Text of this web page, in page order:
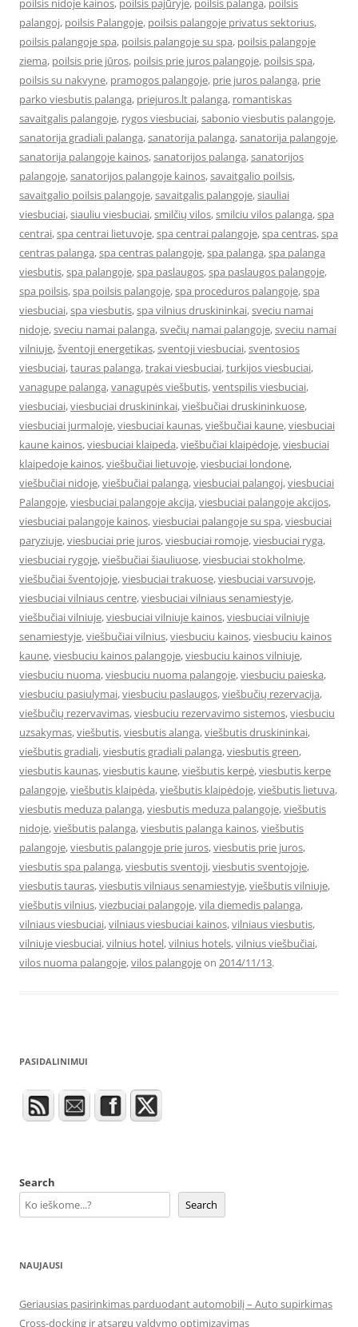
poilsis nidoje kainos, poilsis pajūryje, poilsis palanga, poilsis
palangoj, poilsis Palangoje, poilsis palangoje privatus sektorius,
poilsis palangoje spa, poilsis palangoje su spa, poilsis palangoje
ziema, poilsis prie jūros, poilsis prie juros palangoje, poilsis spa,
poilsis su nakvyne, pramogos palangoje, prie juros palanga, prie
parko viesbutis palanga, priejuros.lt palanga, romantiskas
savaitgalis palangoje, rygos viesbuciai,sabonio viesbutis palangoje,
sanatorija gradiali palanga,sanatorija palanga,sanatorija palangoje,
sanatorija palangoje kainos,sanatorijos palanga,sanatorijos
palangoje,sanatorijos palangoje kainos,savaitgalio poilsis,
savaitgalio poilsis palangoje,savaitgalis palangoje,siauliai
viesbuciai,siauliu viesbuciai,smilčių vilos,smilciu vilos palanga,spa
centrai,spa centrai lietuvoje,spa centrai palangoje,spa centras,spa
centras palanga,spa centras palangoje,spa palanga,spa palanga
viesbutis,spa palangoje,spa paslaugos,spa paslaugos palangoje,
spa poilsis,spa poilsis palangoje,spa proceduros palangoje,spa
viesbuciai,spa viesbutis,spa vilnius druskininkai,sveciu namai
nidoje,sveciu namai palanga,svečių namai palangoje,sveciu namai
vilniuje,šventoji energetikas,sventoji viesbuciai,sventosios
viesbuciai,tauras palanga,trakai viesbuciai,turkijos viesbuciai,
vanagupe palanga,vanagupės viešbutis,ventspilis viesbuciai,
viesbuciai,viesbuciai druskininkai,viešbučiai druskininkuose,
viesbuciai jurmaloje,viesbuciai kaunas,viešbučiai kaune,viesbuciai
kaune kainos,viesbuciai klaipeda,viešbučiai klaipėdoje,viesbuciai
klaipedoje kainos,viešbučiai lietuvoje,viesbuciai londone,
viešbučiai nidoje,viešbučiai palanga,viesbuciai palangoj,viesbuciai
Palangoje,viesbuciai palangoje akcija,viesbuciai palangoje akcijos,
viesbuciai palangoje kainos,viesbuciai palangoje su spa,viesbuciai
paryziuje,viesbuciai prie juros,viesbuciai romoje,viesbuciai ryga,
viesbuciai rygoje,viešbučiai šiauliuose,viesbuciai stokholme,
viešbučiai šventojoje,viesbuciai trakuose,viesbuciai varsuvoje,
viesbuciai vilniaus centre,viesbuciai vilniaus senamiestyje,
viešbučiai vilniuje,viesbuciai vilniuje kainos,viesbuciai vilniuje
senamiestyje,viešbučiai vilnius,viesbuciu kainos,viesbuciu kainos
kaune,viesbuciu kainos palangoje,viesbuciu kainos vilniuje,
viesbuciu nuoma,viesbuciu nuoma palangoje,viesbuciu paieska,
viesbuciu pasiulymai,viesbuciu paslaugos,viešbučių rezervacija,
viešbučių rezervavimas,viesbuciu rezervavimo sistemos,viesbuciu
uzsakymas,viešbutis,viesbutis alanga,viešbutis druskininkai,
viešbutis gradiali,viesbutis gradiali palanga,viesbutis green,
viesbutis kaunas,viesbutis kaune,viešbutis kerpė,viesbutis kerpe
palangoje,viešbutis klaipėda,viešbutis klaipėdoje,viešbutis lietuva,
viesbutis meduza palanga,viesbutis meduza palangoje,viešbutis
nidoje,viešbutis palanga,viesbutis palanga kainos,viešbutis
palangoje,viesbutis palangoje prie juros,viesbutis prie juros,
viesbutis spa palanga,viesbutis sventoji,viesbutis sventojoje,
viesbutis tauras,viesbutis vilniaus senamiestyje,viešbutis vilniuje,
viešbutis vilnius,viezbuciai palangoje,vila diemedis palanga,
vilniaus viesbuciai,vilniaus viesbuciai kainos,vilniaus viesbutis,
vilniuje viesbuciai,vilnius hotel,vilnius hotels,vilnius viešbučiai,
vilos nuoma palangoje,vilos palangojeon 2014/11/13.
PASIDALINIMUI
Search
Search
NAUJAUSI
Geriausias pasirinkimas parduodant automobilį – Auto supirkimas
Cross-docking ir atsargų valdymo optimizavimas